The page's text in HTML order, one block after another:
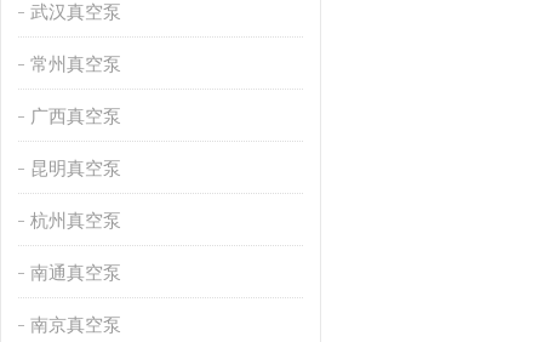
武汉真空泵
常州真空泵
广西真空泵
昆明真空泵
杭州真空泵
南通真空泵
南京真空泵